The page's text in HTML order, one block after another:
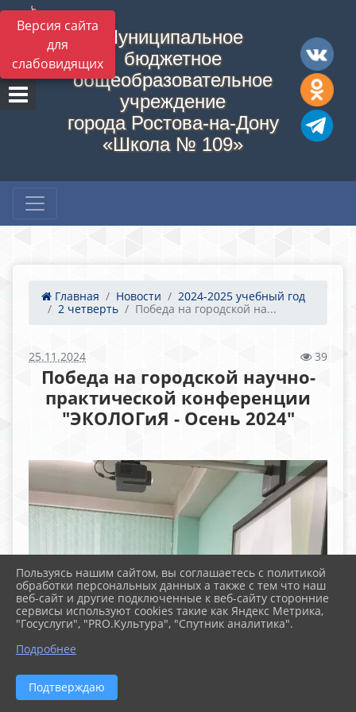
Версия сайта
для
слабовидящих
Муниципальное
бюджетное
общеобразовательное
учреждение
города Ростова-на-Дону
«Школа № 109»
Главная Новости
2024-2025 учебный год
2 четверть
Победа на городской на...
25.11.2024 39
Победа на городской научно-
практической конференции
"ЭКОЛОГиЯ - Осень 2024"
Пользуясь нашим сайтом, вы соглашаетесь с политикой
обработки персональных данных а также с тем что наш
веб-сайт и другие подключенные к веб-сайту сторонние
сервисы используют cookies такие как Яндекс Метрика,
"Госуслуги", "PRO.Культура", "Спутник аналитика".
Подробнее
Подтверждаю